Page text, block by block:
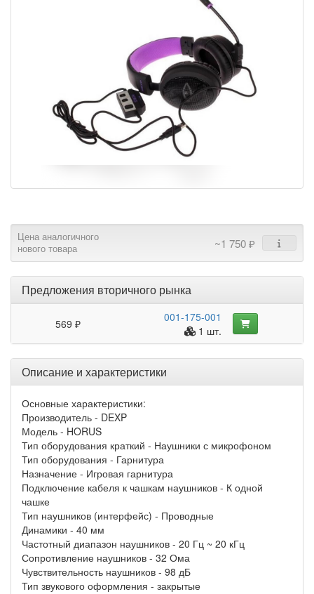
Цена аналогичного
нового товара
~1 750 ₽
Предложения вторичного рынка
569 ₽
001-175-001
1 шт.
Описание и характеристики
Основные характеристики:
Производитель - DEXP
Модель - HORUS
Тип оборудования краткий - Наушники с микрофоном
Тип оборудования - Гарнитура
Назначение - Игровая гарнитура
Подключение кабеля к чашкам наушников - К одной
чашке
Тип наушников (интерфейс) - Проводные
Динамики - 40 мм
Частотный диапазон наушников - 20 Гц ~ 20 кГц
Сопротивление наушников - 32 Ома
Чувствительность наушников - 98 дБ
Тип звукового оформления - закрытые